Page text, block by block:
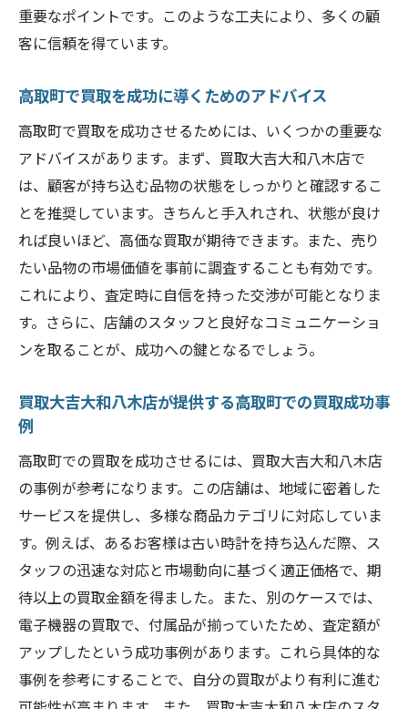
重要なポイントです。このような工夫により、多くの顧
客に信頼を得ています。
高取町で買取を成功に導くためのアドバイス
高取町で買取を成功させるためには、いくつかの重要な
アドバイスがあります。まず、買取大吉大和八木店で
は、顧客が持ち込む品物の状態をしっかりと確認するこ
とを推奨しています。きちんと手入れされ、状態が良け
れば良いほど、高価な買取が期待できます。また、売り
たい品物の市場価値を事前に調査することも有効です。
これにより、査定時に自信を持った交渉が可能となりま
す。さらに、店舗のスタッフと良好なコミュニケーショ
ンを取ることが、成功への鍵となるでしょう。
買取大吉大和八木店が提供する高取町での買取成功事
例
高取町での買取を成功させるには、買取大吉大和八木店
の事例が参考になります。この店舗は、地域に密着した
サービスを提供し、多様な商品カテゴリに対応していま
す。例えば、あるお客様は古い時計を持ち込んだ際、ス
タッフの迅速な対応と市場動向に基づく適正価格で、期
待以上の買取金額を得ました。また、別のケースでは、
電子機器の買取で、付属品が揃っていたため、査定額が
アップしたという成功事例があります。これら具体的な
事例を参考にすることで、自分の買取がより有利に進む